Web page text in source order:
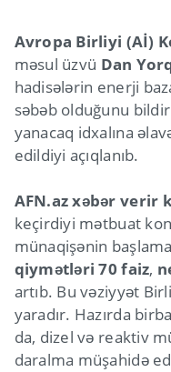
Avropa Birliyi (Aİ)
məsul üzvü Dan
hadisələrin enerji
səbəb olduğunu
yanacaq idxalına
edildiyi açıqlanıb.
AFN.az xəbər verir
keçirdiyi mətbuat
münaqişənin
qiymətləri 70 faiz,
artıb. Bu vəziyyət
yaradır. Hazırda
da, dizel və reaktiv
daralma müşahidə